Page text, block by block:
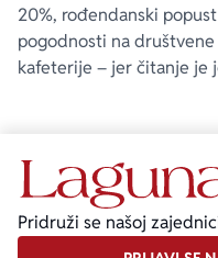
20%, rođendanski
pogodnosti na
kafeterije – jer čitanje je
Pridruži se našoj